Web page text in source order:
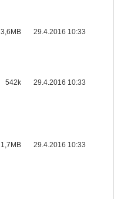
3,6MB 29.4.2016 10:33
542k 29.4.2016 10:33
1,7MB 29.4.2016 10:33